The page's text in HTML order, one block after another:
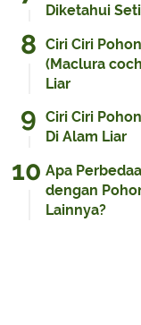
Diketahui
Ciri Ciri
(Maclura
Liar
Ciri Ciri
Di Alam Liar
Apa
dengan
Lainnya?